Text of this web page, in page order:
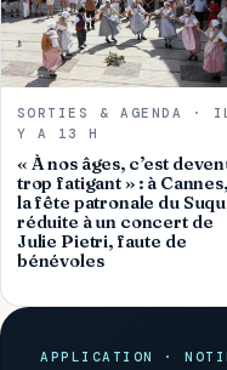
SORTIES & AGENDA ·
Y A 13 H
« À nos âges, c’est
trop fatigant » : à Cannes,
la fête patronale du
réduite à un concert de
Julie Pietri, faute de
bénévoles
APPLICATION ·